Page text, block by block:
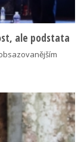
ale podstata